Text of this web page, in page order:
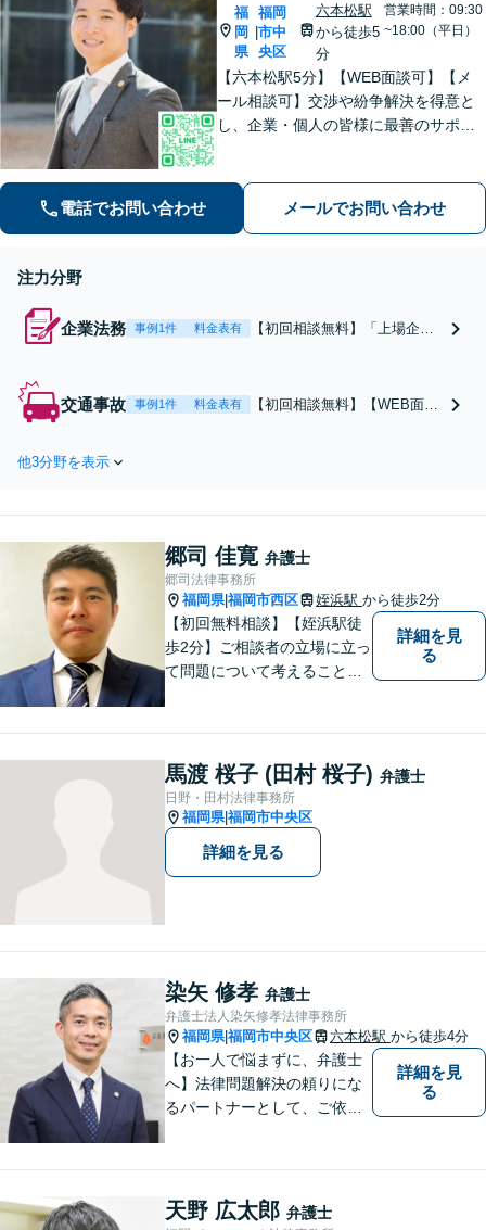
福
岡
県
福岡
市中
央区
六本松駅
から徒歩5
分
営業時間：09:30
~18:00（平日）
【六本松駅5分】【WEB面談可】【メ
ール相談可】交渉や紛争解決を得意と
し、企業・個人の皆様に最善のサポー
企業の事業特性や成長段階に応じた最
適な法的アドバイスを提供【休日・夜
電話でお問い合わせ メールでお問い合わせ
注力分野
企業法務 事例1件 料金表有
【初回相談無料】「上場企業
じ、お悩みに対し、最適な法
交通事故 事例1件 料金表有
【初回相談無料】【WEB面談
をご提案！保険会社の対応／
認定／休業損害／示談交渉／
治療費の打ち切り／死亡事故
など
他3分野を表示
郷司 佳寛 弁護士
郷司法律事務所
福岡県|福岡市西区 姪浜駅 から徒歩2分
【初回無料相談】【姪浜駅徒
歩2分】ご相談者の立場に立っ
て問題について考えることが
あらゆる問題解決に精通。
【電話相談可】
詳細を見
る
馬渡 桜子 (田村 桜子) 弁護士
日野・田村法律事務所
福岡県|福岡市中央区
詳細を見る
染矢 修孝 弁護士
弁護士法人染矢修孝法律事務所
福岡県|福岡市中央区 六本松駅 から徒歩4分
【お一人で悩まずに、弁護士
へ】法律問題解決の頼りにな
るパートナーとして、ご依頼
じめ、「離婚事件」、「損害
賠償請求事件」、「刑事事
詳細を見
る
天野 広太郎 弁護士